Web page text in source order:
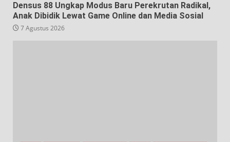
Densus 88 Ungkap Modus Baru Perekrutan Radikal,
Anak Dibidik Lewat Game Online dan Media Sosial
7 Agustus 2026